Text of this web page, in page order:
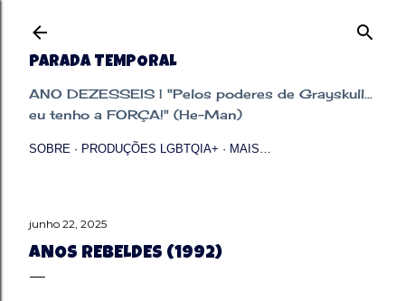
PARADA TEMPORAL
ANO DEZESSEIS | "Pelos poderes de Grayskull...
eu tenho a FORÇA!" (He-Man)
SOBRE PRODUÇÕES LGBTQIA+ MAIS…
junho 22, 2025
ANOS REBELDES (1992)